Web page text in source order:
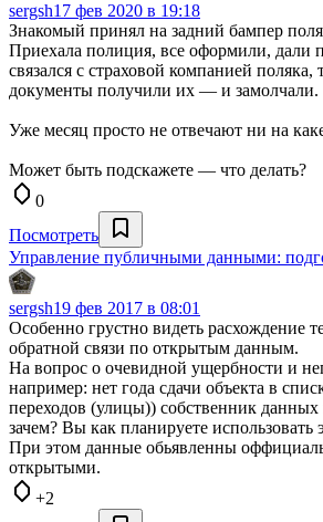
sergsh17 фев 2020 в 19:18
Знакомый принял на задний бампер
Приехала полиция, все оформили, дали
связался с страховой компанией поляка,
документы получили их — и замолчали.
Уже месяц просто не отвечают ни на
Может быть подскажете — что делать?
0
Посмотреть
Управление публичными данными:
sergsh19 фев 2017 в 08:01
Особенно грустно видеть расхождение
обратной связи по открытым данным.
На вопрос о очевидной ущербности и
например: нет года сдачи объекта в
переходов (улицы)) собственник
зачем? Вы как планируете использовать
При этом данные обьявленны
открытыми.
+2